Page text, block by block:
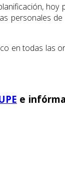
personales
en todas las
e